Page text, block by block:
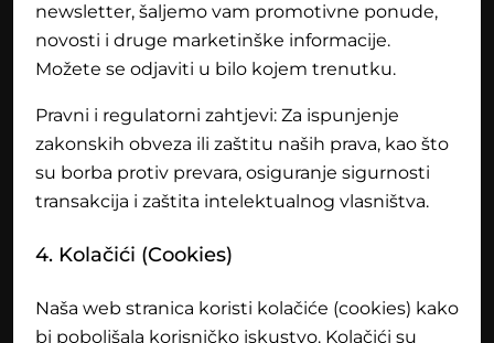
newsletter, šaljemo vam promotivne ponude,
novosti i druge marketinške informacije.
Možete se odjaviti u bilo kojem trenutku.
Pravni i regulatorni zahtjevi: Za ispunjenje
zakonskih obveza ili zaštitu naših prava, kao što
su borba protiv prevara, osiguranje sigurnosti
transakcija i zaštita intelektualnog vlasništva.
4. Kolačići (Cookies)
Naša web stranica koristi kolačiće (cookies) kako
bi poboljšala korisničko iskustvo. Kolačići su